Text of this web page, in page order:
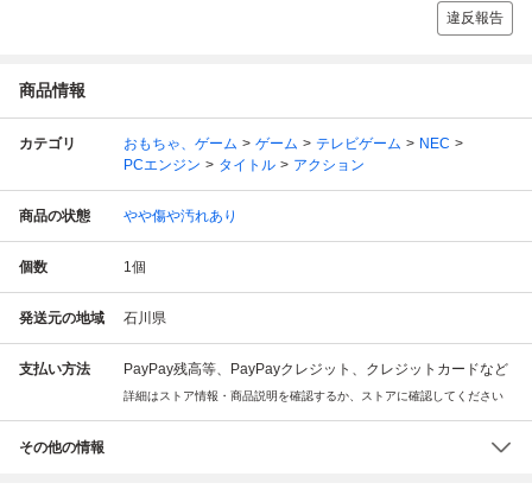
違反報告
商品情報
カテゴリ おもちゃ、ゲーム ゲーム テレビゲーム
NEC
PCエンジン
タイトル アクション
商品の状態 やや傷や汚れあり
個数 1個
発送元の地域 石川県
支払い方法 PayPay残高等、PayPayクレジット、クレジットカードなど
詳細はストア情報・商品説明を確認するか、ストアに確認してください
その他の情報